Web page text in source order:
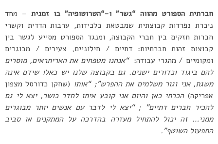
חברתית הספורט מהווה “גשר” ו-“הטרוטופיה” בו זמנית – מחד
ניכרת נפרדות קבוצתית שמבטאת בלכידות, ערבות הדדית וקשרי
חברות חזקים בין חברי הקבוצה, ומנגד הספורט מסייע לגשר בין
קבוצות זהות חברתיות: דתיים / חילוניים, צעירים / מבוגרים
ומקומיים / מהגרי עבודה: “אנחנו מטפחים את האריתראים, מוסרים
להם ביגוד וכדורים ישנים. גם בקבוצה שלנו יש כאלו שידם אינה
משגת, אני וגור משלמים את ההפרש”; “אותו (שחקן כדורסל מצפון
אפריקה)הכרתי כאן והיום אני קובע איתו לחדר כושר, יצא לי גם
להכיר חברים דתיים” ; “יצא לי לדבר עם אנשים יותר מבוגרים
ממני… זה יכול להתחיל מעזרה בהדרכה על המתקנים או סביב
התפעול השוטף”.